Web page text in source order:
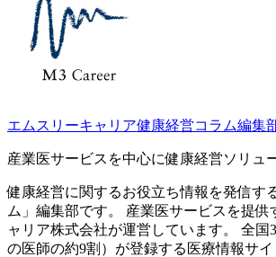
エムスリーキャリア健康経営コラム編集
産業医サービスを中心に健康経営ソリュ
健康経営に関するお役立ち情報を発信す
ム」編集部です。 産業医サービスを提供
ャリア株式会社が運営しています。 全国
の医師の約9割）が登録する医療情報サイ